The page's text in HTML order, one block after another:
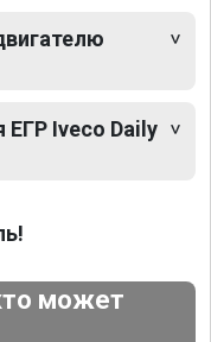
Iveco Daily
может